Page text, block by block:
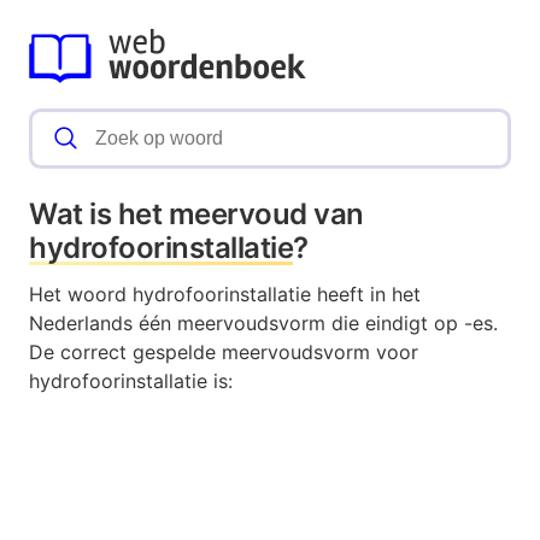
Wat is het meervoud van
hydrofoorinstallatie?
Het woord hydrofoorinstallatie heeft in het
Nederlands één meervoudsvorm die eindigt op -es.
De correct gespelde meervoudsvorm voor
hydrofoorinstallatie is: